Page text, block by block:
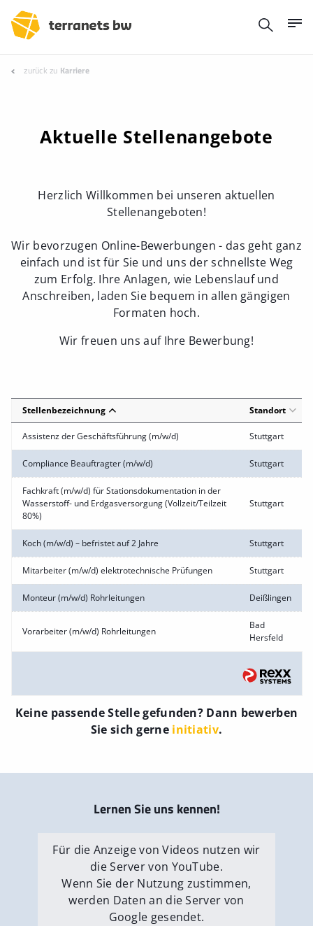
zurück zu Karriere
Aktuelle Stellenangebote
Herzlich Willkommen bei unseren aktuellen
Stellenangeboten!
Wir bevorzugen Online-Bewerbungen - das geht ganz
einfach und ist für Sie und uns der schnellste Weg
zum Erfolg. Ihre Anlagen, wie Lebenslauf und
Anschreiben, laden Sie bequem in allen gängigen
Formaten hoch.
Wir freuen uns auf Ihre Bewerbung!
Stellenbezeichnung Standort
Assistenz der Geschäftsführung (m/w/d) Stuttgart
Compliance Beauftragter (m/w/d) Stuttgart
Fachkraft (m/w/d) für Stationsdokumentation in der
Wasserstoff- und Erdgasversorgung (Vollzeit/Teilzeit
80%)
Stuttgart
Koch (m/w/d) – befristet auf 2 Jahre Stuttgart
Mitarbeiter (m/w/d) elektrotechnische Prüfungen Stuttgart
Monteur (m/w/d) Rohrleitungen Deißlingen
Vorarbeiter (m/w/d) Rohrleitungen
Bad
Hersfeld
Keine passende Stelle gefunden? Dann bewerben
Sie sich gerne initiativ.
Lernen Sie uns kennen!
Für die Anzeige von Videos nutzen wir
die Server von YouTube.
Wenn Sie der Nutzung zustimmen,
werden Daten an die Server von
Google gesendet.